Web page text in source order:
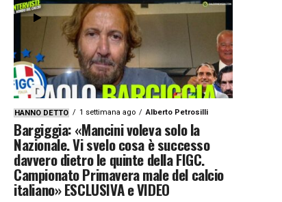
HANNO DETTO 1 settimana ago Alberto Petrosilli
Bargiggia: «Mancini voleva solo la
Nazionale. Vi svelo cosa è successo
davvero dietro le quinte della FIGC.
Campionato Primavera male del calcio
italiano» ESCLUSIVA e VIDEO